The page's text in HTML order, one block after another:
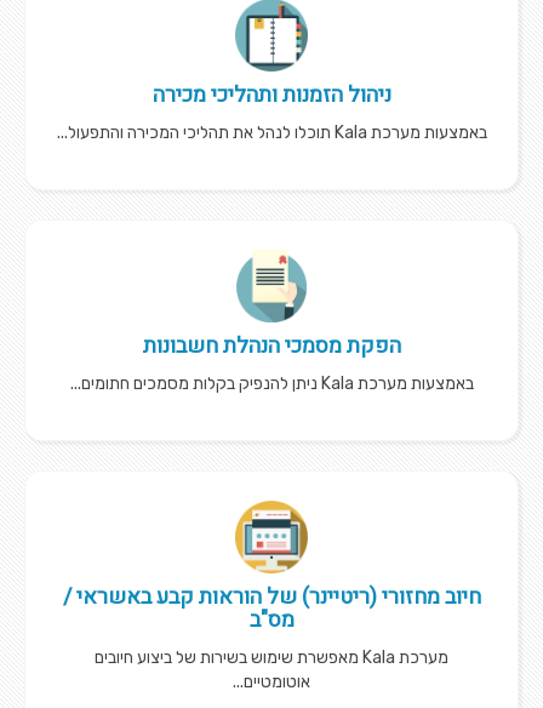
ניהול הזמנות ותהליכי מכירה
באמצעות מערכת Kala תוכלו לנהל את תהליכי המכירה והתפעול...
הפקת מסמכי הנהלת חשבונות
באמצעות מערכת Kala ניתן להנפיק בקלות מסמכים חתומים...
חיוב מחזורי (ריטיינר) של הוראות קבע באשראי /
מס"ב
מערכת Kala מאפשרת שימוש בשירות של ביצוע חיובים
אוטומטיים...